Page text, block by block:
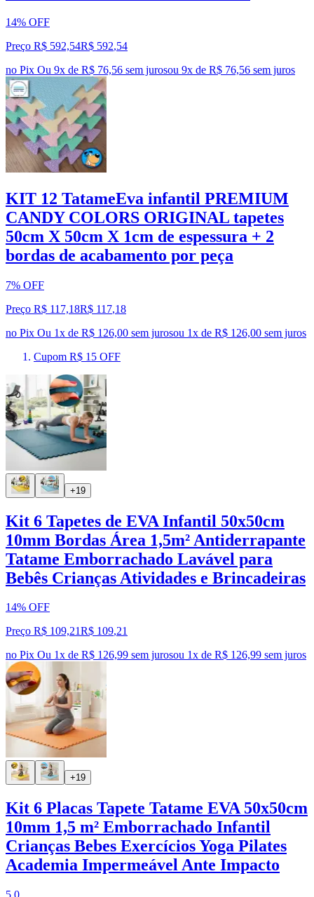
14% OFF
Preço R$ 592,54R$ 592,54
no Pix Ou 9x de R$ 76,56 sem jurosou 9x de R$ 76,56 sem juros
KIT 12 TatameEva infantil PREMIUM
CANDY COLORS ORIGINAL tapetes
50cm X 50cm X 1cm de espessura + 2
bordas de acabamento por peça
7% OFF
Preço R$ 117,18R$ 117,18
no Pix Ou 1x de R$ 126,00 sem jurosou 1x de R$ 126,00 sem juros
Cupom R$ 15 OFF
+19
Kit 6 Tapetes de EVA Infantil 50x50cm
10mm Bordas Área 1,5m² Antiderrapante
Tatame Emborrachado Lavável para
Bebês Crianças Atividades e Brincadeiras
14% OFF
Preço R$ 109,21R$ 109,21
no Pix Ou 1x de R$ 126,99 sem jurosou 1x de R$ 126,99 sem juros
+19
Kit 6 Placas Tapete Tatame EVA 50x50cm
10mm 1,5 m² Emborrachado Infantil
Crianças Bebes Exercícios Yoga Pilates
Academia Impermeável Ante Impacto